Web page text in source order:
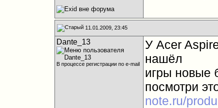
11.01.2009, 23:45
Dante_13
В процессе регистрации по e-mail
У Acer
нашёл
игры новые
посмотри
note.ru/